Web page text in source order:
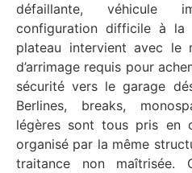
défaillante, véhicule
configuration difficile à la
plateau intervient avec le
d’arrimage requis pour
sécurité vers le garage
Berlines, breaks,
légères sont tous pris en
organisé par la même
traitance non maîtrisée.